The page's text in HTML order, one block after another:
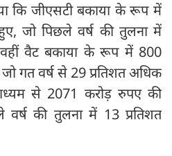
कि जीएसटी बकाया के रूप में
जो पिछले वर्ष की तुलना में
वैट बकाया के रूप में 800
गत वर्ष से 29 प्रतिशत अधिक
से 2071 करोड़ रुपए की
की तुलना में 13 प्रतिशत